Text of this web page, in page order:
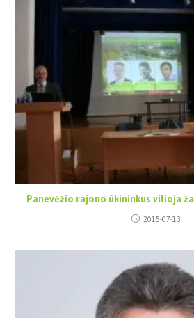
Panevėžio rajono ūkininkus vilioja
2015-07-13